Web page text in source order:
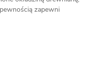
zapewni